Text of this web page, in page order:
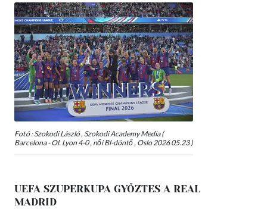
Fotó : Szokodi László , Szokodi Academy Media (
Barcelona - Ol. Lyon 4-0 , női Bl-döntő , Oslo 2026 05.23 )
UEFA SZUPERKUPA GYŐZTES A REAL
MADRID